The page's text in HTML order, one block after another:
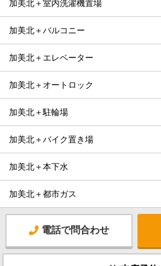
加美北＋室内洗濯機置場
加美北＋バルコニー
加美北＋エレベーター
加美北＋オートロック
加美北＋駐輪場
加美北＋バイク置き場
加美北＋本下水
加美北＋都市ガス
電話で問合わせ